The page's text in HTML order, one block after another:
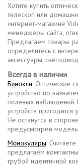
Хотите купить
телескоп или
интернет-магазине
менеджеры сайта,
Предлагаем товары
определитесь с
аксессуары,
Всегда в наличии
Бинокли. Оптические
устройство по
полевых наблюдений.
устройств
Не останутся в
предусмотрен
Монокуляры.
предлагаем
трубой идентичной